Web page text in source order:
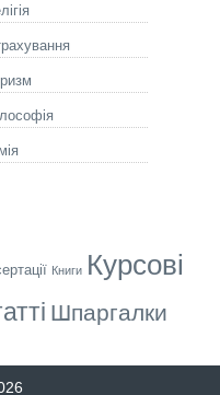
Книги Курсові
Шпаргалки